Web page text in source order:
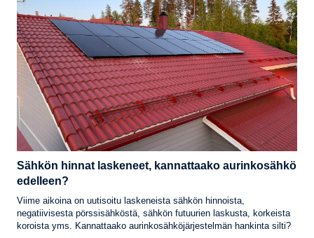
Sähkön hinnat laskeneet, kannattaako aurinkosähkö
edelleen?
Viime aikoina on uutisoitu laskeneista sähkön hinnoista,
negatiivisesta pörssisähköstä, sähkön futuurien laskusta, korkeista
koroista yms. Kannattaako aurinkosähköjärjestelmän hankinta silti?